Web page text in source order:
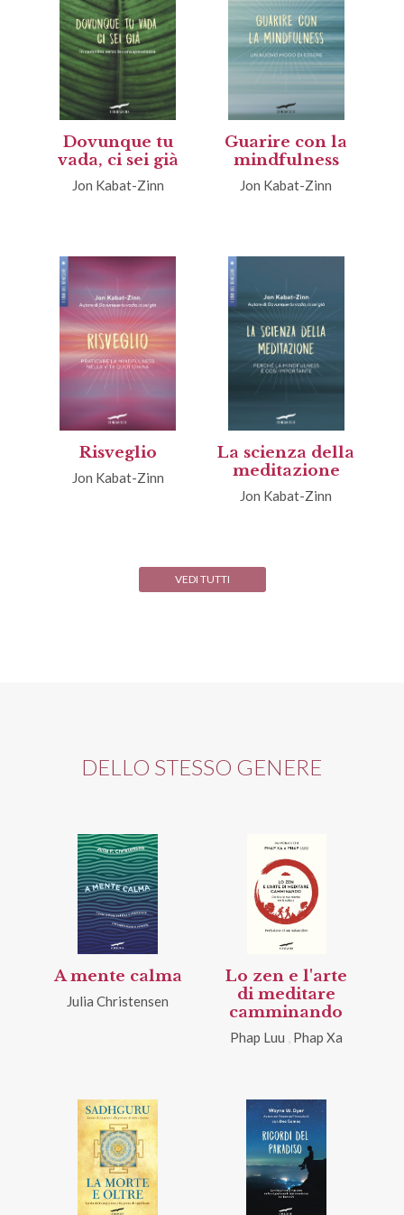
Dovunque tu
vada, ci sei già
Jon Kabat-Zinn
Guarire con la
mindfulness
Jon Kabat-Zinn
Risveglio
Jon Kabat-Zinn
La scienza della
meditazione
Jon Kabat-Zinn
VEDI TUTTI
DELLO STESSO GENERE
A mente calma
Julia Christensen
Lo zen e l'arte
di meditare
camminando
Phap Luu , Phap Xa